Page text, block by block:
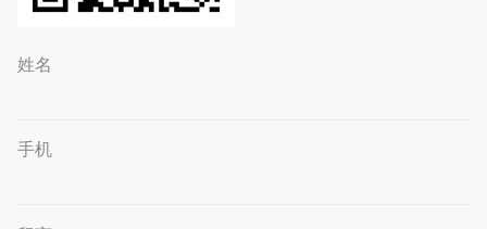
姓名
手机